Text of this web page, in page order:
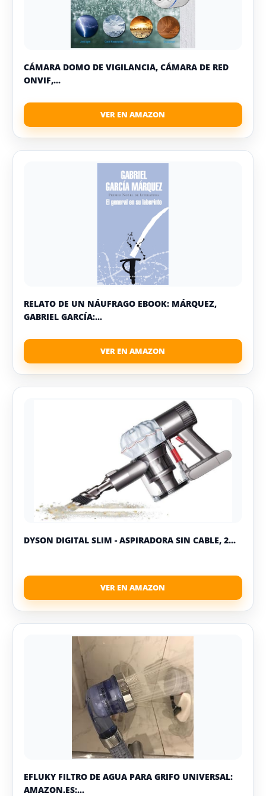
CÁMARA DOMO DE VIGILANCIA, CÁMARA DE RED
ONVIF,...
RELATO DE UN NÁUFRAGO EBOOK: MÁRQUEZ,
GABRIEL GARCÍA:...
DYSON DIGITAL SLIM - ASPIRADORA SIN CABLE, 2...
EFLUKY FILTRO DE AGUA PARA GRIFO UNIVERSAL:
AMAZON.ES:...